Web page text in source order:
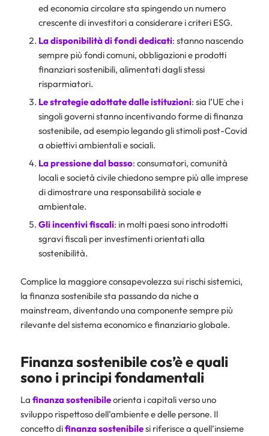
ed economia circolare sta spingendo un numero
crescente di investitori a considerare i criteri ESG.
La disponibilità di fondi dedicati: stanno nascendo
sempre più fondi comuni, obbligazioni e prodotti
finanziari sostenibili, alimentati dagli stessi
risparmiatori.
Le strategie adottate dalle istituzioni: sia l’UE che i
singoli governi stanno incentivando forme di finanza
sostenibile, ad esempio legando gli stimoli post-Covid
a obiettivi ambientali e sociali.
La pressione dal basso: consumatori, comunità
locali e società civile chiedono sempre più alle imprese
di dimostrare una responsabilità sociale e
ambientale.
Gli incentivi fiscali: in molti paesi sono introdotti
sgravi fiscali per investimenti orientati alla
sostenibilità.
Complice la maggiore consapevolezza sui rischi sistemici,
la finanza sostenibile sta passando da niche a
mainstream, diventando una componente sempre più
rilevante del sistema economico e finanziario globale.
Finanza sostenibile cos’è e quali
sono i principi fondamentali
La finanza sostenibileorienta i capitali verso uno
sviluppo rispettoso dell’ambiente e delle persone. Il
concetto difinanza sostenibilesi riferisce a quell’insieme